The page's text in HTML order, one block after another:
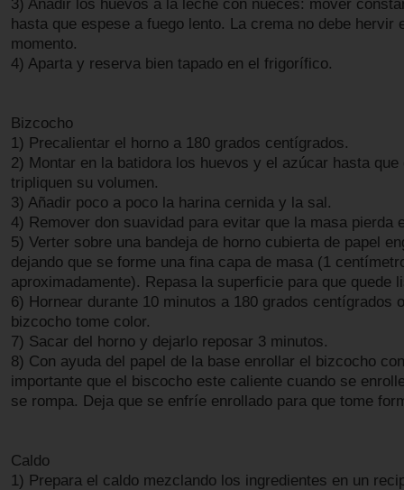
3) Añadir los huevos a la leche con nueces: mover
hasta que espese a fuego lento. La crema no debe hervir
momento.
4) Aparta y reserva bien tapado en el frigorífico.
Bizcocho
1) Precalientar el horno a 180 grados centígrados.
2) Montar en la batidora los huevos y el azúcar hasta que
tripliquen su volumen.
3) Añadir poco a poco la harina cernida y la sal.
4) Remover don suavidad para evitar que la masa pierda
5) Verter sobre una bandeja de horno cubierta de papel
dejando que se forme una fina capa de masa (1
aproximadamente). Repasa la superficie para que quede
6) Hornear durante 10 minutos a 180 grados centígrados
bizcocho tome color.
7) Sacar del horno y dejarlo reposar 3 minutos.
8) Con ayuda del papel de la base enrollar el bizcocho
importante que el biscocho este caliente cuando se
se rompa. Deja que se enfríe enrollado para que tome
Caldo
1) Prepara el caldo mezclando los ingredientes en un